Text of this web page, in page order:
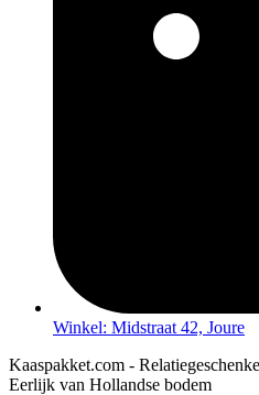
Winkel: Midstraat 42, Joure
Kaaspakket.com -
Eerlijk van Hollandse bodem